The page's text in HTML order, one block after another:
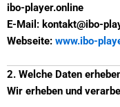
ibo-player.online
E-Mail: kontakt@ibo-
Webseite: www.ibo-
2. Welche Daten
Wir erheben und